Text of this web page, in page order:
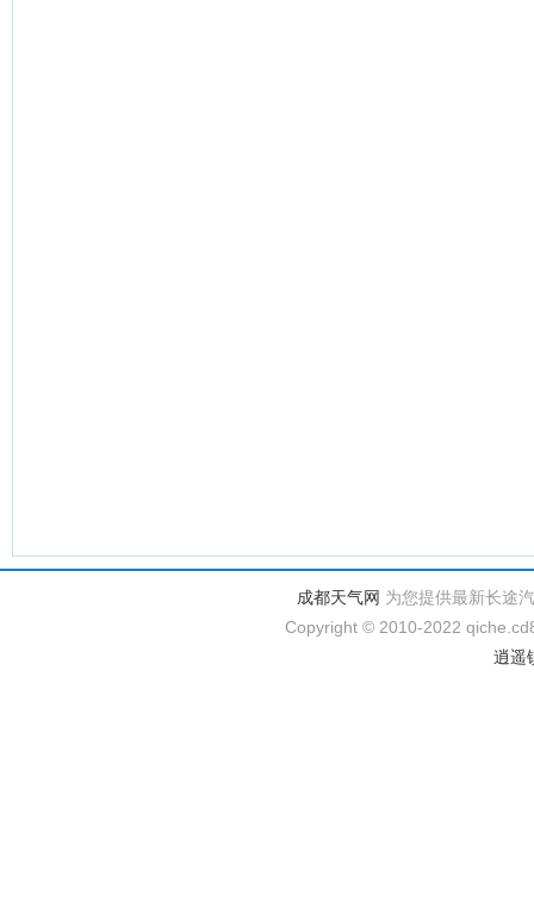
成都天气网 为您提供最新长途
Copyright © 2010-2022
逍遥